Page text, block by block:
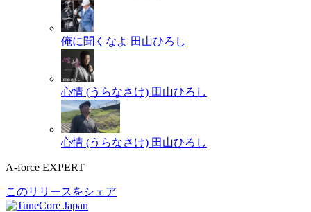
俺に聞くなよ 田山ひろし
心情 (うらなさけ) 田山ひろし
心情 (うらなさけ) 田山ひろし
A-force EXPERT
このリリースをシェア